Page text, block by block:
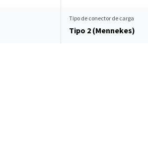
Tipo de conector de carga
Tipo 2 (Mennekes)